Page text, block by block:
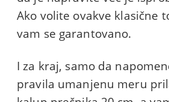
Ako volite ovakve klasične
vam se garantovano.
I za kraj, samo da
pravila umanjenu meru